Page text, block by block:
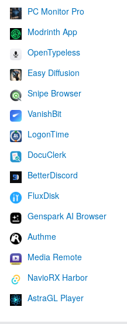
PC Monitor Pro
Modrinth App
OpenTypeless
Easy Diffusion
Snipe Browser
VanishBit
LogonTime
DocuClerk
BetterDiscord
FluxDisk
Genspark AI Browser
Authme
Media Remote
NavioRX Harbor
AstraGL Player